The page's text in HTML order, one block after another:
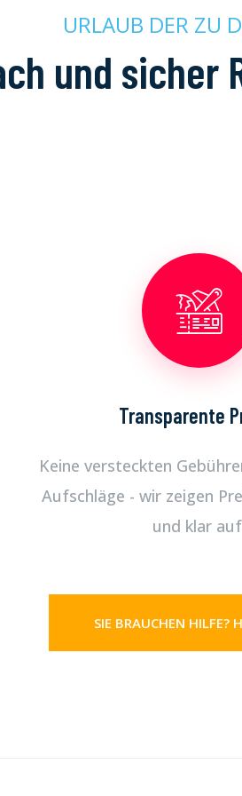
URLAUB DER ZU
und sicher
Transparente
Keine versteckten
Aufschläge - wir zeigen
und klar
SIE BRAUCHEN HILFE?